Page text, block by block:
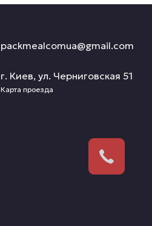
packmealcomua@gmail.com
г. Киев, ул. Черниговская 51
Карта проезда